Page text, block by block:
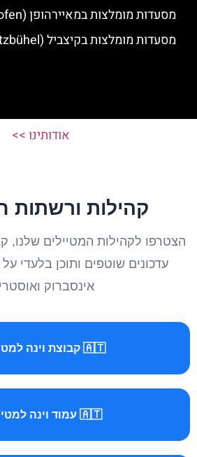
מסעדות מומלצות במאיירהופן (Mayerhofen)
מסעדות מומלצות בקיצביל (Kitzbühel)
אודותינו >>
קהילות ורשתות
הצטרפו לקהילות המטיילים שלנו,
עדכונים שוטפים ותוכן בלעדי
אינסברוק
🇦🇹 קבוצת וינה למטיילים
🇦🇹 עמוד וינה למטיילים